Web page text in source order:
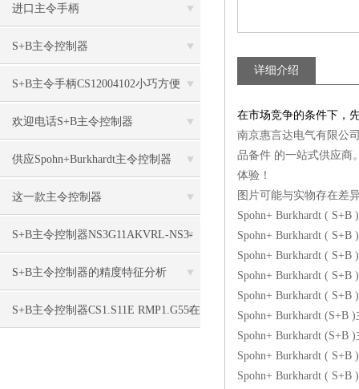
SMON6EZ420小巧耐用
进口主令手柄
CS1S11VRMP1G55.MP1.G55技术详情
S+B主令控制器
ST0.07R8P1+G55+B1NSW更新技术
S+B主令手柄CS12004102小巧方便
欢迎电话S+B主令控制器
VNSO33FU18AKVZ40.40
供应Spohn+Burkhardt主令控制器
MON6VRHD10.10
这一款主令控制器
VNS02ZFN18SKERHD 10P惠言达有
S+B主令控制器NS3G11AKVRL-NS3-
A-7-7非常规
S+B主令控制器的精度特征分析
S+B主令控制器CS1.S11E RMP1.G55在
详细介绍
在市场竞争的条件下，
南京惠言达电气有限公
品备件 的一站式供应商
体验！
图片可能与实物存在差
Spohn+ Burkhardt ( S+B
Spohn+ Burkhardt ( S+B
Spohn+ Burkhardt ( S+B
Spohn+ Burkhardt ( S+B
Spohn+ Burkhardt ( S+B
Spohn+ Burkhardt (S+B
Spohn+ Burkhardt (S+B
Spohn+ Burkhardt (
Spohn+ Burkhardt (